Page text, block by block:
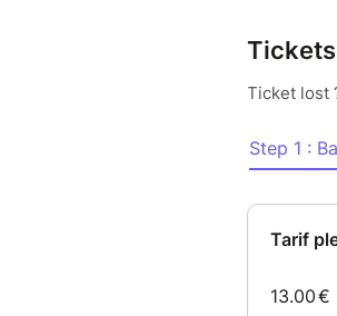
Tickets